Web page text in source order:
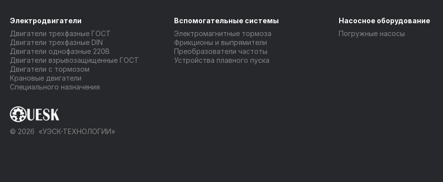
© 2026 «УЭСК-ТЕХНОЛОГИИ»
Электродвигатели
Двигатели трехфазные ГОСТ
Двигатели трехфазные DIN
Двигатели однофазные 220В
Двигатели взрывозащищенные ГОСТ
Двигатели с тормозом
Крановые двигатели
Специального назначения
Вспомогательные системы
Электромагнитные тормоза
Фрикционы и выпрямители
Преобразователи частоты
Устройства плавного пуска
Насосное оборудование
Погружные насосы